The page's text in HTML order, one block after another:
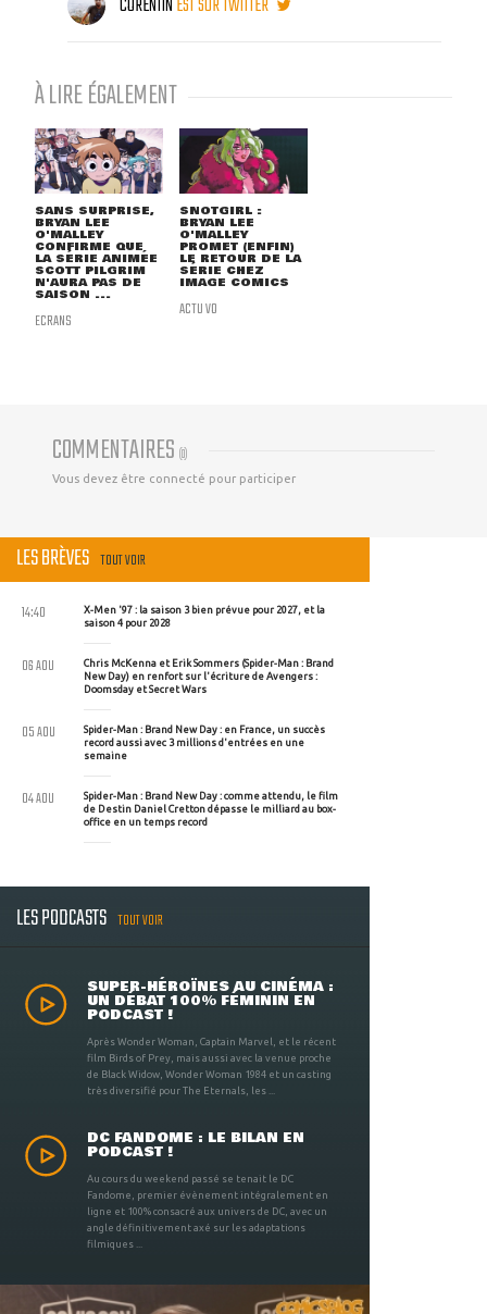
CORENTINEST SUR TWITTER
À LIRE ÉGALEMENT
SANS SURPRISE,
BRYAN LEE
O'MALLEY
CONFIRME QUE
LA SÉRIE ANIMÉE
SCOTT PILGRIM
N'AURA PAS DE
SAISON ...
ECRANS
SNOTGIRL :
BRYAN LEE
O'MALLEY
PROMET (ENFIN)
LE RETOUR DE LA
SÉRIE CHEZ
IMAGE COMICS
ACTU VO
COMMENTAIRES (0)
Vous devez être connecté pour participer
LES BRÈVES TOUT VOIR
X-Men '97 : la saison 3 bien prévue pour 2027, et la
saison 4 pour 2028
14:40
Chris McKenna et Erik Sommers (Spider-Man : Brand
New Day) en renfort sur l'écriture de Avengers :
Doomsday et Secret Wars
06 AOU
Spider-Man : Brand New Day : en France, un succès
record aussi avec 3 millions d'entrées en une
semaine
05 AOU
Spider-Man : Brand New Day : comme attendu, le film
de Destin Daniel Cretton dépasse le milliard au box-
office en un temps record
04 AOU
LES PODCASTS TOUT VOIR
SUPER-HÉROÏNES AU CINÉMA :
UN DÉBAT 100% FÉMININ EN
PODCAST !
Après Wonder Woman, Captain Marvel, et le récent
film Birds of Prey, mais aussi avec la venue proche
de Black Widow, Wonder Woman 1984 et un casting
très diversifié pour The Eternals, les ...
DC FANDOME : LE BILAN EN
PODCAST !
Au cours du weekend passé se tenait le DC
Fandome, premier évènement intégralement en
ligne et 100% consacré aux univers de DC, avec un
angle définitivement axé sur les adaptations
filmiques ...